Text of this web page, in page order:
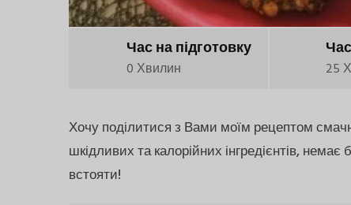
Час на підготовку
0 Хвилин 25
Хочу поділитися з Вами моїм рецептом
шкідливих та калорійних інгредієнтів,
встояти!